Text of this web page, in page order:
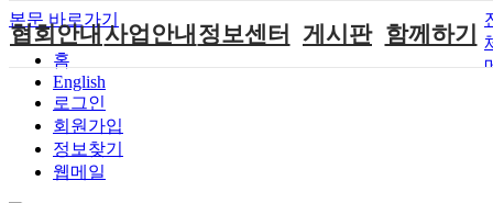
본문 바로가기
홈
English
로그인
회원가입
정보찾기
웹메일
협회안내
인사말
연혁
비전
조직도
사업안내
단체지원사업
척수장애인재
활지원센터
척수장애인직
정보센터 게시판 함께하기